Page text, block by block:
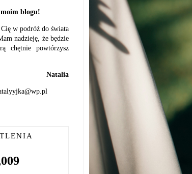
blogu!
w podróż do świata
nadzieję, że będzie
chętnie powtórzysz
Natalia